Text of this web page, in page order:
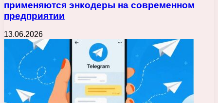
применяются энкодеры на современном
предприятии
13.06.2026